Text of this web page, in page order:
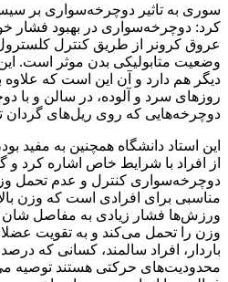
سوری به تاثیر دوچرخه‌سواری بر
کرد: دوچرخه‌سواری در بهبود فشار
عروق کرونر از طریق کنترل
وضعیت متابولیکی بدن موثر است.
دیگر هم دارد و آن این است که علاوه
روزهای سرد و آلوده، در سالن و با
دوچرخه‌هایی که روی ریل‌های گردان
این استاد دانشگاه همچنین به مفید
از افراد با شرایط خاص اشاره کرد و
دوچرخه‌سواری کنترل و عدم تحمل
مناسبی برای افرادی است که وزن
ورزش‌ها فشار زیادی به مفاصل
وزن را تحمل می‌کند و به تقویت
باردار، افراد سالمند، کسانی که درصد
محدودیت‌های حرکتی هستند توصیه